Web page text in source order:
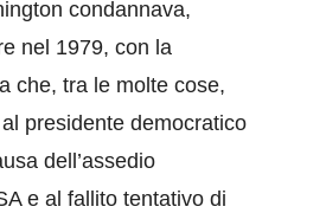
condannava,
nel 1979, con la
che, tra le molte cose,
presidente democratico
dell’assedio
e al fallito tentativo di